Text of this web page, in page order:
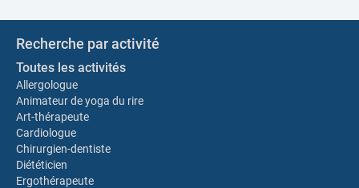
Recherche par activité
Toutes les activités
Allergologue
Animateur de yoga du rire
Art-thérapeute
Cardiologue
Chirurgien-dentiste
Diététicien
Ergothérapeute